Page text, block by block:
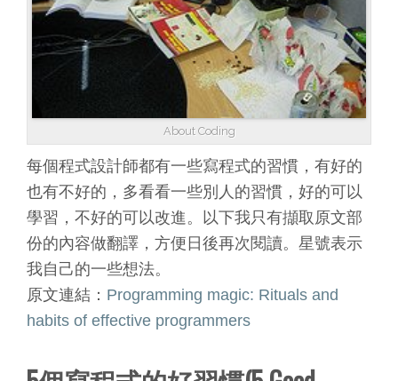
About Coding
每個程式設計師都有一些寫程式的習慣，有好的
也有不好的，多看看一些別人的習慣，好的可以
學習，不好的可以改進。以下我只有擷取原文部
份的內容做翻譯，方便日後再次閱讀。星號表示
我自己的一些想法。
原文連結： Programming magic: Rituals and
habits of effective programmers